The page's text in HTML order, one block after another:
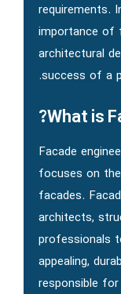
requirements.
importance of
architectural
success of a
What is
Facade
focuses on
facades.
architects,
professionals
appealing,
responsible